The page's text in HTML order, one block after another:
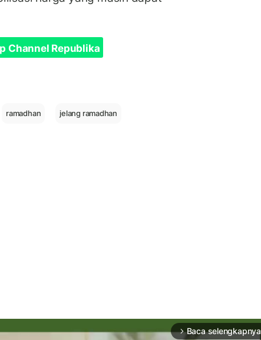
Channel Republika
ramadhan jelang ramadhan
arrow_forward_ios Baca selengkapnya